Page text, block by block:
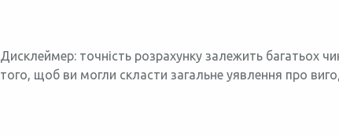
Дисклеймер: точність розрахунку залежить багатьох
того, щоб ви могли скласти загальне уявлення про